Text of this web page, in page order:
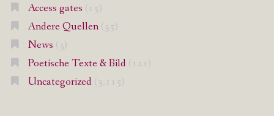
Access gates (15)
Andere Quellen(35)
News (3)
Poetische Texte & Bild (121)
Uncategorized (3.115)